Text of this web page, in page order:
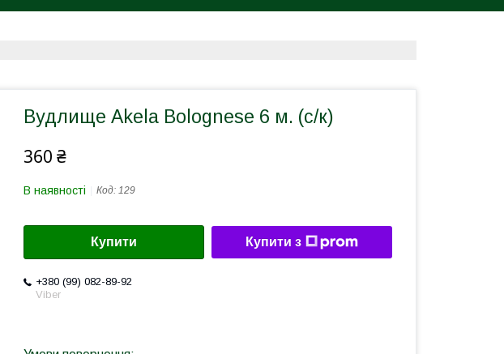
Вудлище Akela Bolognese 6 м. (с/к)
360 ₴
В наявності Код: 129
Купити Купити з
+380 (99) 082-89-92
Viber